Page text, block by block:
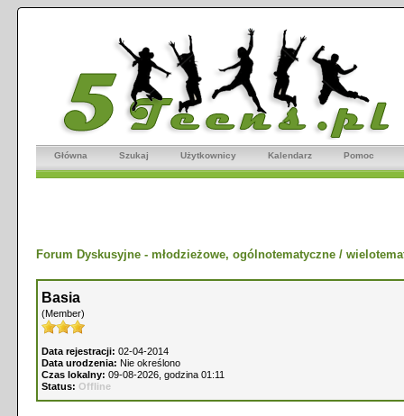
Główna Szukaj Użytkownicy Kalendarz Pomoc
Forum Dyskusyjne - młodzieżowe, ogólnotematyczne /
Basia
(Member)
Data rejestracji: 02-04-2014
Data urodzenia: Nie określono
Czas lokalny: 09-08-2026, godzina 01:11
Status: Offline